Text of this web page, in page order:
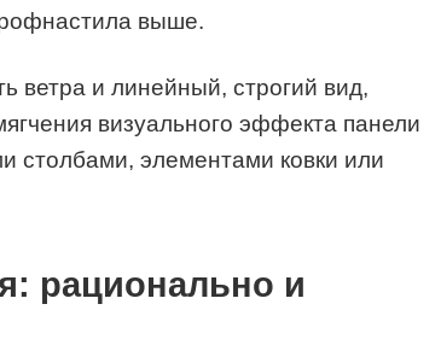
выше.
и линейный, строгий вид,
визуального эффекта панели
столбами, элементами ковки или
рационально и